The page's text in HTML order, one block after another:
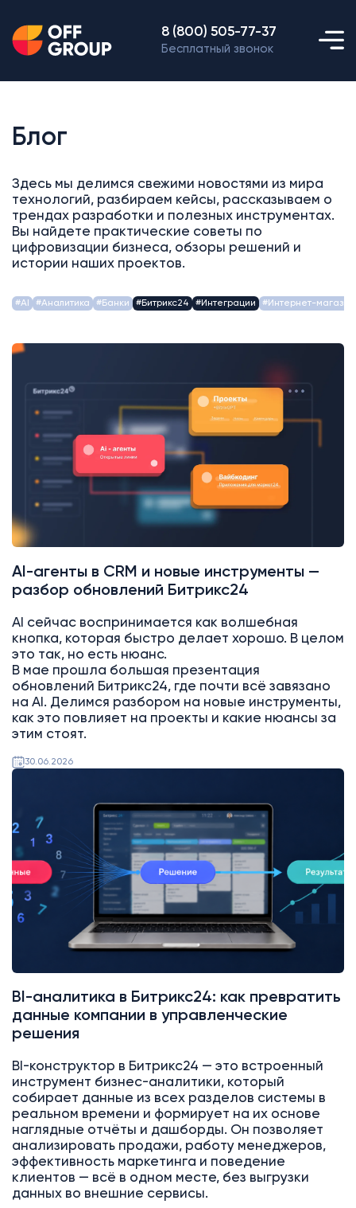
8 (800) 505-77-37
Бесплатный звонок
Блог
Здесь мы делимся свежими новостями из мира
технологий, разбираем кейсы, рассказываем о
трендах разработки и полезных инструментах.
Вы найдете практические советы по
цифровизации бизнеса, обзоры решений и
истории наших проектов.
#AI #Аналитика #Банки #Битрикс24 #Интеграции #Интернет-
AI-агенты в CRM и новые инструменты —
разбор обновлений Битрикс24
AI сейчас воспринимается как волшебная
кнопка, которая быстро делает хорошо. В целом
это так, но есть нюанс.
В мае прошла большая презентация
обновлений Битрикс24, где почти всё завязано
на AI. Делимся разбором на новые инструменты,
как это повлияет на проекты и какие нюансы за
этим стоят.
30.06.2026
BI-аналитика в Битрикс24: как превратить
данные компании в управленческие
решения
BI-конструктор в Битрикс24 — это встроенный
инструмент бизнес-аналитики, который
собирает данные из всех разделов системы в
реальном времени и формирует на их основе
наглядные отчёты и дашборды. Он позволяет
анализировать продажи, работу менеджеров,
эффективность маркетинга и поведение
клиентов — всё в одном месте, без выгрузки
данных во внешние сервисы.